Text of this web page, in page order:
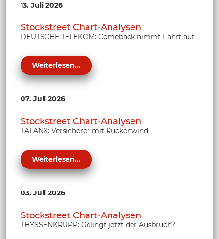
13. Juli 2026
Stockstreet Chart-Analysen
DEUTSCHE TELEKOM: Comeback nimmt Fahrt auf
Weiterlesen...
07. Juli 2026
Stockstreet Chart-Analysen
TALANX: Versicherer mit Rückenwind
Weiterlesen...
03. Juli 2026
Stockstreet Chart-Analysen
THYSSENKRUPP: Gelingt jetzt der Ausbruch?